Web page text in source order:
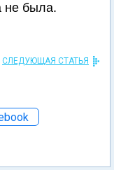
не была.
СЛЕДУЮЩАЯ СТАТЬЯ